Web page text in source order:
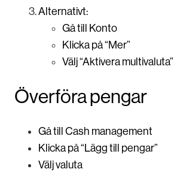
Alternativt:
Gå till Konto
Klicka på “Mer”
Välj “Aktivera multivaluta”
Överföra pengar
Gå till Cash management
Klicka på “Lägg till pengar”
Välj valuta